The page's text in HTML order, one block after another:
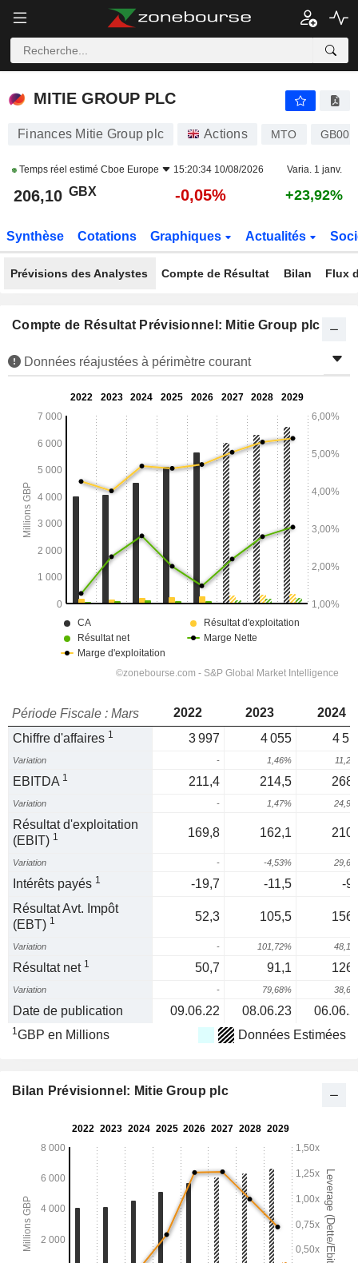
MITIE GROUP PLC
MITIE GROUP PLC
Finances Mitie Group plc Actions MTO
Temps réel estimé Cboe Europe 15:20:34 10/08/2026 Varia. 1 janv.
206,10 GBX -0,05% +23,92%
Synthèse Cotations Graphiques Actualités
Prévisions des Analystes Compte de Résultat Bilan Flux
Compte de Résultat Prévisionnel: Mitie Group plc
Données réajustées à périmètre courant
Période Fiscale : Mars 2022 2023
2024
Chiffre d'affaires 1 3 997 4 055 4
Variation - 1,46%
EBITDA 1 211,4 214,5
Variation - 1,47%
Résultat d'exploitation
(EBIT) 1 169,8 162,1
Variation - -4,53%
Intérêts payés 1 -19,7 -11,5
-
Résultat Avt. Impôt
(EBT) 1 52,3 105,5
Variation - 101,72%
Résultat net 1 50,7 91,1
Variation - 79,68%
Date de publication 09.06.22 08.06.23
1GBP en Millions Données Estimées
Bilan Prévisionnel: Mitie Group plc